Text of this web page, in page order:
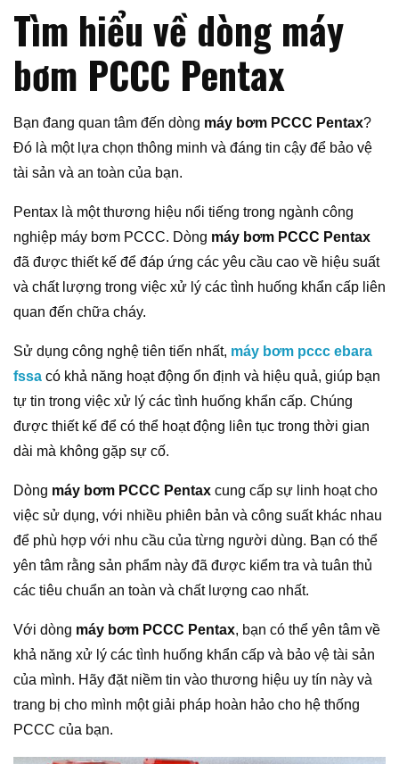
Tìm hiểu về dòng máy
bơm PCCC Pentax
Bạn đang quan tâm đến dòng máy bơm PCCC Pentax?
Đó là một lựa chọn thông minh và đáng tin cậy để bảo vệ
tài sản và an toàn của bạn.
Pentax là một thương hiệu nổi tiếng trong ngành công
nghiệp máy bơm PCCC. Dòng máy bơm PCCC Pentax
đã được thiết kế để đáp ứng các yêu cầu cao về hiệu suất
và chất lượng trong việc xử lý các tình huống khẩn cấp liên
quan đến chữa cháy.
Sử dụng công nghệ tiên tiến nhất, máy bơm pccc ebara
fssa có khả năng hoạt động ổn định và hiệu quả, giúp bạn
tự tin trong việc xử lý các tình huống khẩn cấp. Chúng
được thiết kế để có thể hoạt động liên tục trong thời gian
dài mà không gặp sự cố.
Dòng máy bơm PCCC Pentax cung cấp sự linh hoạt cho
việc sử dụng, với nhiều phiên bản và công suất khác nhau
để phù hợp với nhu cầu của từng người dùng. Bạn có thể
yên tâm rằng sản phẩm này đã được kiểm tra và tuân thủ
các tiêu chuẩn an toàn và chất lượng cao nhất.
Với dòng máy bơm PCCC Pentax, bạn có thể yên tâm về
khả năng xử lý các tình huống khẩn cấp và bảo vệ tài sản
của mình. Hãy đặt niềm tin vào thương hiệu uy tín này và
trang bị cho mình một giải pháp hoàn hảo cho hệ thống
PCCC của bạn.